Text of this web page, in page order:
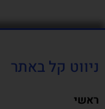
ניווט קל באתר
ראשי